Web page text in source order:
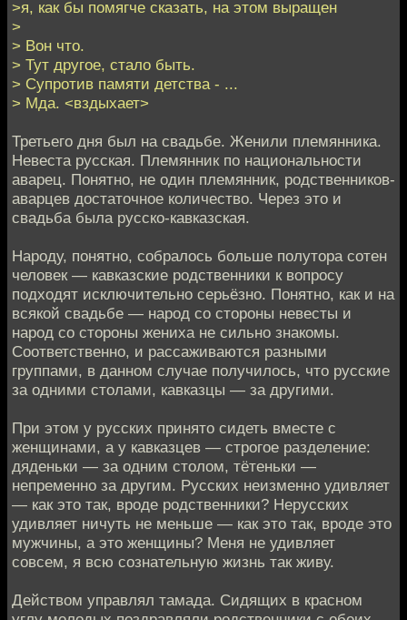
>я, как бы помягче сказать, на этом выращен
>
> Вон что.
> Тут другое, стало быть.
> Супротив памяти детства - ...
> Мда. <вздыхает>
Третьего дня был на свадьбе. Женили племянника.
Невеста русская. Племянник по национальности
аварец. Понятно, не один племянник, родственников-
аварцев достаточное количество. Через это и
свадьба была русско-кавказская.
Народу, понятно, собралось больше полутора сотен
человек — кавказские родственники к вопросу
подходят исключительно серьёзно. Понятно, как и на
всякой свадьбе — народ со стороны невесты и
народ со стороны жениха не сильно знакомы.
Соответственно, и рассаживаются разными
группами, в данном случае получилось, что русские
за одними столами, кавказцы — за другими.
При этом у русских принято сидеть вместе с
женщинами, а у кавказцев — строгое разделение:
дяденьки — за одним столом, тётеньки —
непременно за другим. Русских неизменно удивляет
— как это так, вроде родственники? Нерусских
удивляет ничуть не меньше — как это так, вроде это
мужчины, а это женщины? Меня не удивляет
совсем, я всю сознательную жизнь так живу.
Действом управлял тамада. Сидящих в красном